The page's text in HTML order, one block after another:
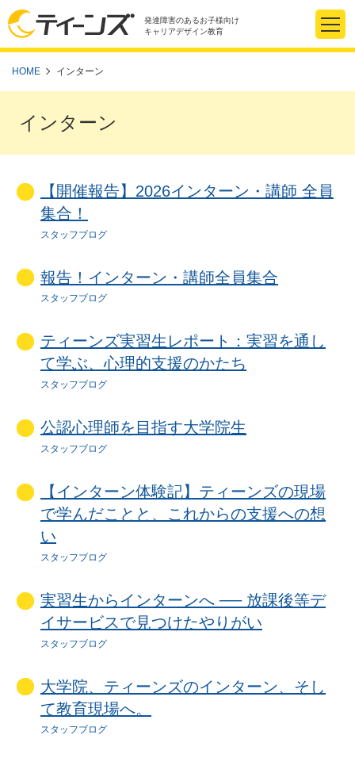
発達障害のあるお子様向け
キャリアデザイン教育
HOME インターン
インターン
【開催報告】2026インターン・講師 全員
集合！
スタッフブログ
報告！インターン・講師全員集合
スタッフブログ
ティーンズ実習生レポート：実習を通し
て学ぶ、心理的支援のかたち
スタッフブログ
公認心理師を目指す大学院生
スタッフブログ
【インターン体験記】ティーンズの現場
で学んだことと、これからの支援への想
い
スタッフブログ
実習生からインターンへ ── 放課後等デ
イサービスで見つけたやりがい
スタッフブログ
大学院、ティーンズのインターン、そし
て教育現場へ。
スタッフブログ